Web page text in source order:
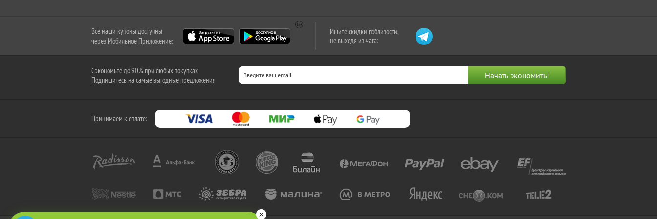
Все наши купоны доступны
через Мобильное Приложение:
Ищите скидки поблизости,
не выходя из чата:
Сэкономьте до 90% при любых покупках
Подпишитесь на самые выгодные предложения
Принимаем к оплате: